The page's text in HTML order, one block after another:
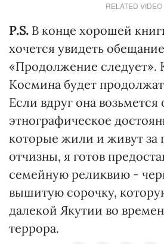
RELATED VIDEO
Р.S. В конце хорошей
хочется увидеть
«Продолжение следует».
Космина будет
Если вдруг она возьмется
этнографическое
которые жили и живут за
отчизны, я готов
семейную реликвию -
вышитую сорочку,
далекой Якутии во
террора.